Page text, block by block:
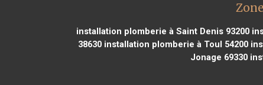
installation plomberie à Saint Denis 93200
38630 installation plomberie à Toul 54200
Jonage 69330